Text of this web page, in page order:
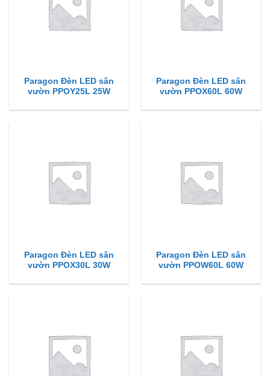
Paragon Đèn LED sân
vườn PPOY25L 25W
Paragon Đèn LED sân
vườn PPOX60L 60W
Paragon Đèn LED sân
vườn PPOX30L 30W
Paragon Đèn LED sân
vườn PPOW60L 60W